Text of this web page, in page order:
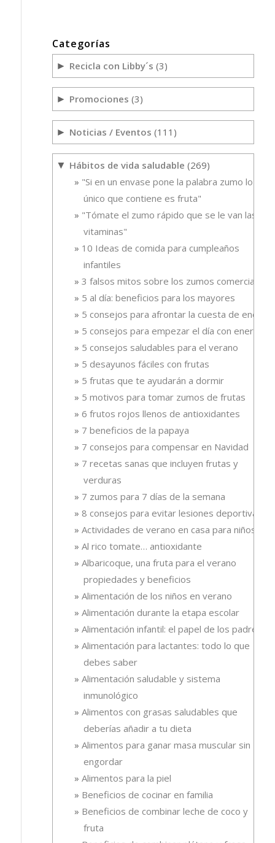
Categorías
► Recicla con Libby´s (3)
► Promociones (3)
► Noticias / Eventos (111)
▼ Hábitos de vida saludable (269)
"Si en un envase pone la palabra zumo lo
único que contiene es fruta"
"Tómate el zumo rápido que se le van las
vitaminas"
10 Ideas de comida para cumpleaños
infantiles
3 falsos mitos sobre los zumos comerciales
5 al día: beneficios para los mayores
5 consejos para afrontar la cuesta de enero
5 consejos para empezar el día con energía
5 consejos saludables para el verano
5 desayunos fáciles con frutas
5 frutas que te ayudarán a dormir
5 motivos para tomar zumos de frutas
6 frutos rojos llenos de antioxidantes
7 beneficios de la papaya
7 consejos para compensar en Navidad
7 recetas sanas que incluyen frutas y
verduras
7 zumos para 7 días de la semana
8 consejos para evitar lesiones deportivas
Actividades de verano en casa para niños
Al rico tomate… antioxidante
Albaricoque, una fruta para el verano
propiedades y beneficios
Alimentación de los niños en verano
Alimentación durante la etapa escolar
Alimentación infantil: el papel de los padres
Alimentación para lactantes: todo lo que
debes saber
Alimentación saludable y sistema
inmunológico
Alimentos con grasas saludables que
deberías añadir a tu dieta
Alimentos para ganar masa muscular sin
engordar
Alimentos para la piel
Beneficios de cocinar en familia
Beneficios de combinar leche de coco y
fruta